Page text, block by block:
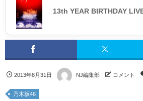
13th YEAR BIRTHDAY
2013年8月31日 NJ編集部 コメント
乃木坂46